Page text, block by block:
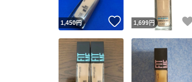
1,450円 いいね！
1,699円